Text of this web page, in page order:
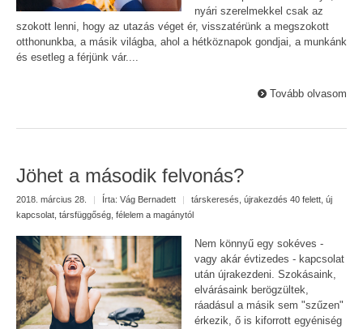
nyári szerelmekkel csak az
szokott lenni, hogy az utazás véget ér, visszatérünk a megszokott
otthonunkba, a másik világba, ahol a hétköznapok gondjai, a munkánk
és esetleg a férjünk vár....
Tovább olvasom
Jöhet a második felvonás?
2018. március 28. | Írta: Vág Bernadett | társkeresés újrakezdés 40 felett új
kapcsolat társfüggőség félelem a magánytól
Nem könnyű egy sokéves -
vagy akár évtizedes - kapcsolat
után újrakezdeni. Szokásaink,
elvárásaink berögzültek,
ráadásul a másik sem "szűzen"
érkezik, ő is kiforrott egyéniség